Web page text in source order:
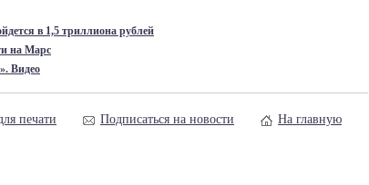
в 1,5 триллиона рублей
на Марс
Видео
печати Подписаться на новости На главную